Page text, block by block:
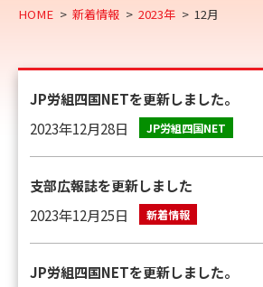
HOME 新着情報 2023年 12月
JP労組四国NETを更新しました。
2023年12月28日
JP労組四国NET
支部広報誌を更新しました
2023年12月25日
新着情報
JP労組四国NETを更新しました。